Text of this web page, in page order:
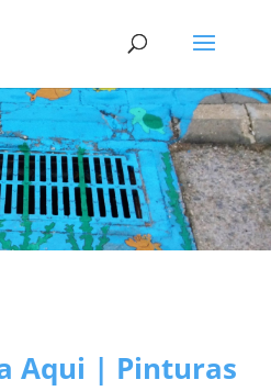
Aqui | Pinturas